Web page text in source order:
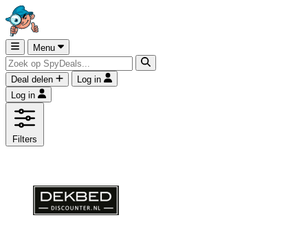
Menu
Deal delen
Log in
Log in
Filters